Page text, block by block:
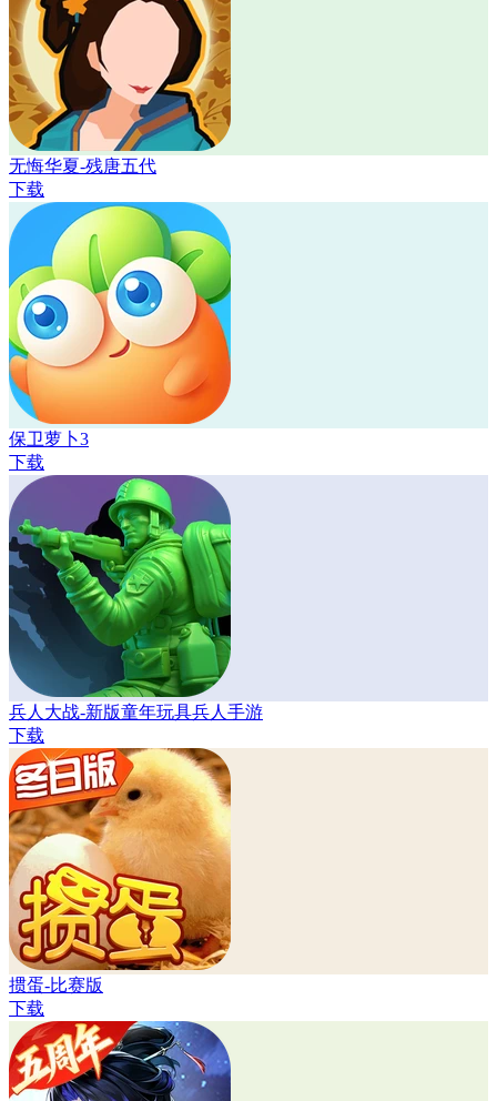
无悔华夏-残唐五代
下载
保卫萝卜3
下载
兵人大战-新版童年玩具兵人手游
下载
掼蛋-比赛版
下载